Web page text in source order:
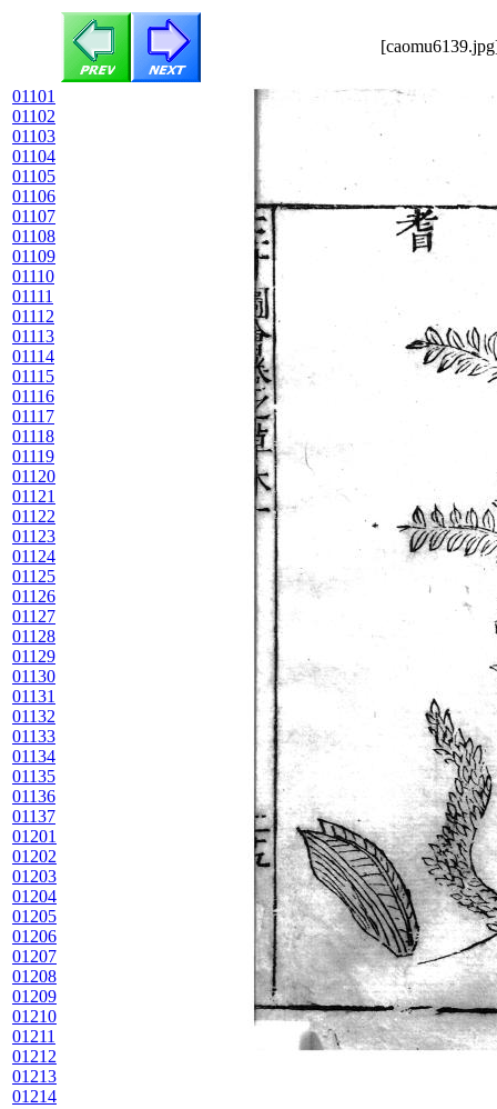
01101
01102
01103
01104
01105
01106
01107
01108
01109
01110
01111
01112
01113
01114
01115
01116
01117
01118
01119
01120
01121
01122
01123
01124
01125
01126
01127
01128
01129
01130
01131
01132
01133
01134
01135
01136
01137
01201
01202
01203
01204
01205
01206
01207
01208
01209
01210
01211
01212
01213
01214